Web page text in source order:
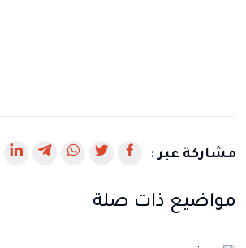
مشاركة عبر :
رابط
في
رابط
في
رابطرابطرابط
مواضيع ذات صلة